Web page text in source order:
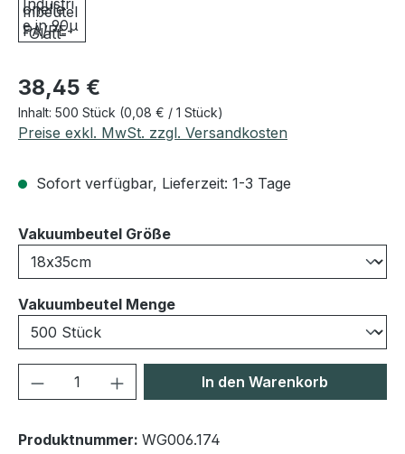
Regulärer Preis:
38,45 €
Inhalt: 500 Stück (0,08 € / 1 Stück)
Preise exkl. MwSt. zzgl. Versandkosten
Sofort verfügbar, Lieferzeit: 1-3 Tage
Vakuumbeutel Größeauswählen
Vakuumbeutel Mengeauswählen
Produkt Anzahl: Gib denIn den Warenkorb
Produktnummer: WG006.174